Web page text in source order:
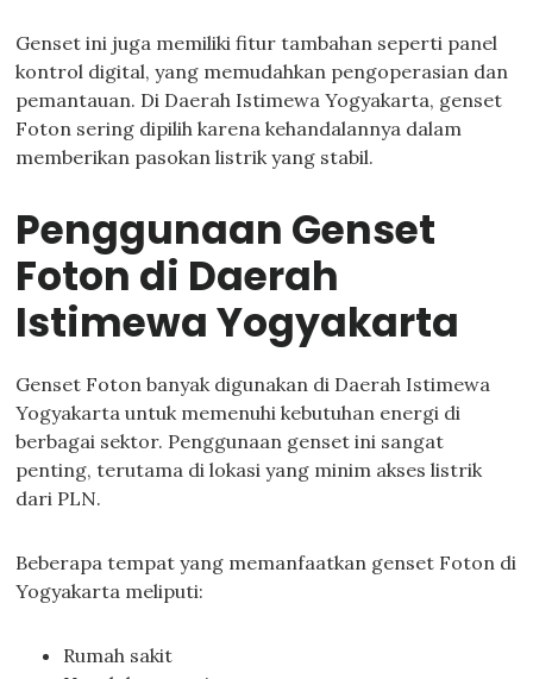
Genset ini juga memiliki fitur tambahan seperti panel
kontrol digital, yang memudahkan pengoperasian dan
pemantauan. Di Daerah Istimewa Yogyakarta, genset
Foton sering dipilih karena kehandalannya dalam
memberikan pasokan listrik yang stabil.
Penggunaan Genset
Foton di Daerah
Istimewa Yogyakarta
Genset Foton banyak digunakan di Daerah Istimewa
Yogyakarta untuk memenuhi kebutuhan energi di
berbagai sektor. Penggunaan genset ini sangat
penting, terutama di lokasi yang minim akses listrik
dari PLN.
Beberapa tempat yang memanfaatkan genset Foton di
Yogyakarta meliputi:
Rumah sakit